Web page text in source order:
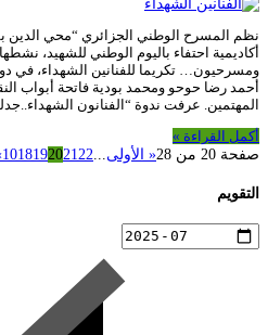
نظم المسرح الوطني الجزائري “محي
أكاديمية احتفاء باليوم الوطني للشهيد،
ومسرحيون… تكريما للفنانين الشهداء،
أحمد رضا حوحو ومحمد بودية فاتحة أبواب
المهتمين. عرفت ندوة “الفنانون
أكمل القراءة »
صفحة 20 من 28
« الأولى...
101819202122
التقويم